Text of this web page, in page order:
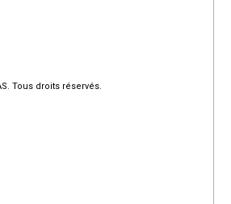
Tous droits réservés.